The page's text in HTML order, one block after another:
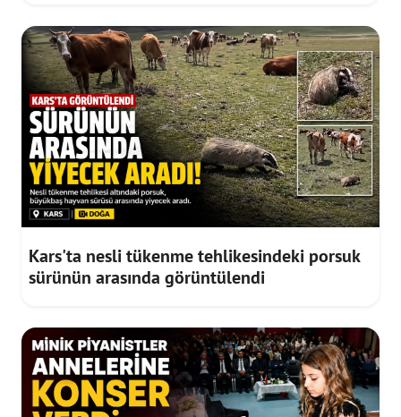
Kars'ta nesli tükenme tehlikesindeki porsuk
sürünün arasında görüntülendi